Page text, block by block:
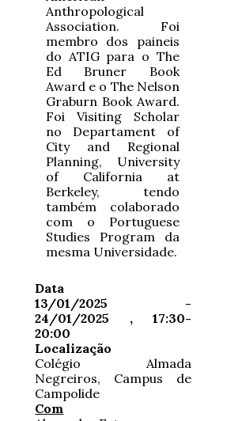
Anthropological
Association. Foi
membro dos paineis
do ATIG para o The
Ed Bruner Book
Award e o The Nelson
Graburn Book Award.
Foi Visiting Scholar
no Departament of
City and Regional
Planning, University
of California at
Berkeley, tendo
também colaborado
com o Portuguese
Studies Program da
mesma Universidade.
Data
13/01/2025 -
24/01/2025 , 17:30-
20:00
Localização
Colégio Almada
Negreiros, Campus de
Campolide
Com